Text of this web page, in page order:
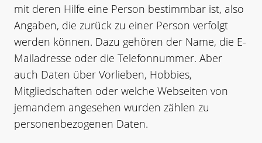
mit deren Hilfe eine Person bestimmbar ist, also
Angaben, die zurück zu einer Person verfolgt
werden können. Dazu gehören der Name, die E-
Mailadresse oder die Telefonnummer. Aber
auch Daten über Vorlieben, Hobbies,
Mitgliedschaften oder welche Webseiten von
jemandem angesehen wurden zählen zu
personenbezogenen Daten.